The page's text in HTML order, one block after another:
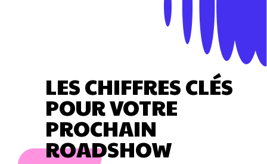
LES CHIFFRES CLÉS
POUR VOTRE
PROCHAIN
ROADSHOW